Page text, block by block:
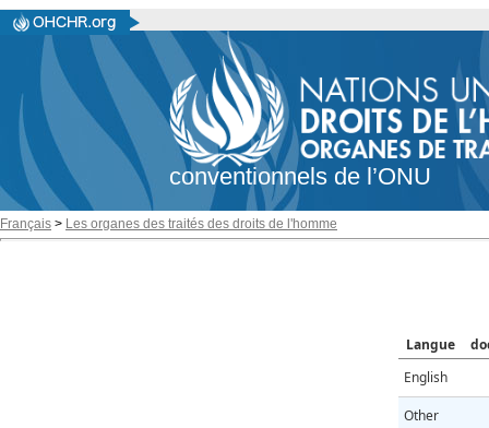
conventionnels de l’ONU
Français > Les organes des traités des droits de l'homme
Langue
English
Other